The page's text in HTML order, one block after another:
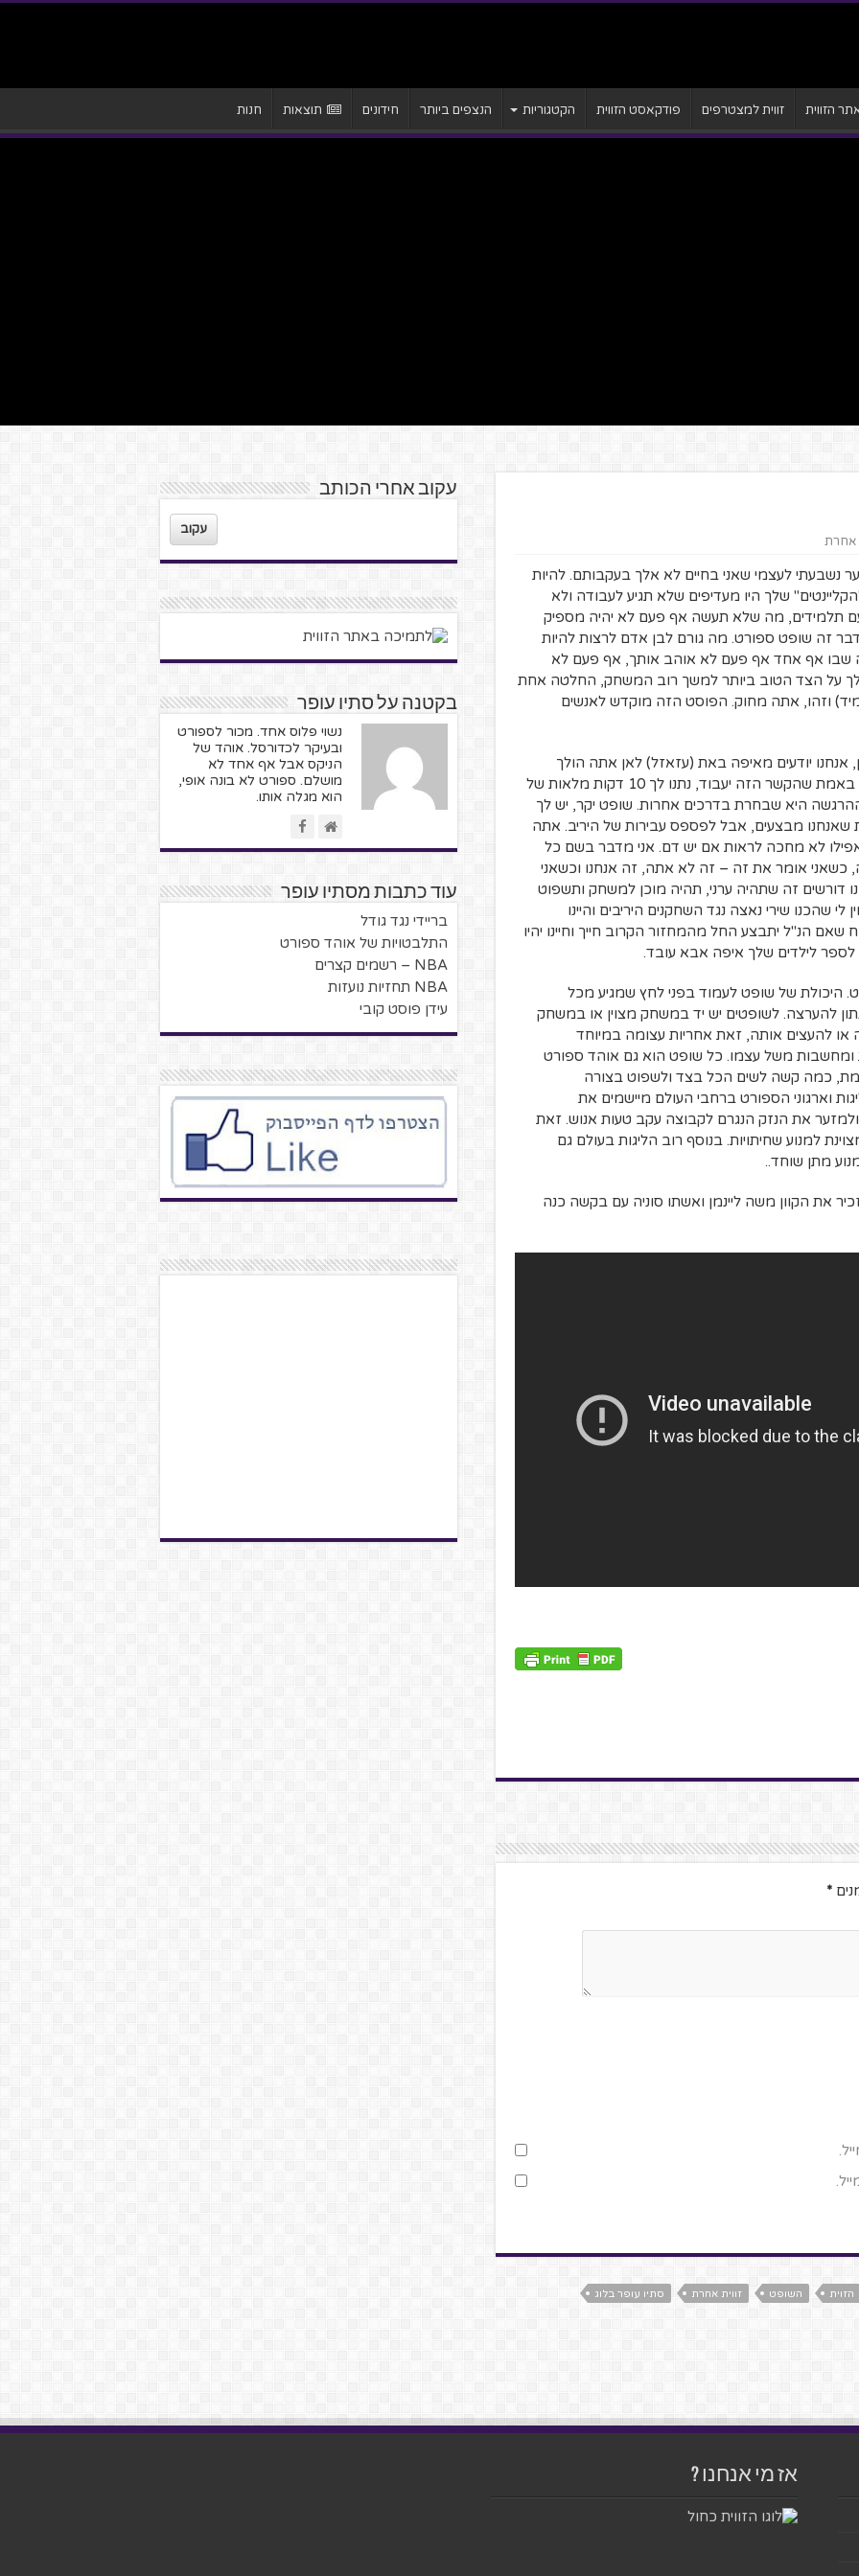
הזווית זווית למצטרפים פודקאסט הזווית הקטגוריות הנצפים ביותר חידונים תוצאות חנות
אחרת
נשבעתי לעצמי שאני בחיים לא אלך בעקבותם. להיות
שלך היו מעדיפים שלא תגיע לעבודה ולא
תלמידים, מה שלא תעשה אף פעם לא יהיה מספיק
דבר זה שופט ספורט. מה גורם לבן אדם לרצות להיות
שבו אף אחד אף פעם לא אוהב אותך, אף פעם לא
על הצד הטוב ביותר למשך רוב המשחק, החלטה אחת
וזהו, אתה מחוק. הפוסט הזה מוקדש לאנשים
אנחנו יודעים מאיפה באת (עזאזל) לאן אתה הולך
(גהנום) ובמה אמא שלך עוסקת (…). ניסינו באמת שהקשר הזה יעבוד, נתנו לך 10 דקות מלאות של
היא שבחרת בדרכים אחרות. שופט יקר, יש לך
שאנחנו מבצעים, אבל לפספס עבירות של היריב. אתה
לא מחכה לראות אם יש דם. אני מדבר בשם כל
כשאני אומר את זה – זה לא אתה, זה אנחנו וכשאני
דורשים זה שתהיה ערני, תהיה מוכן למשחק ותשפוט
שהכנו שירי נאצה נגד השחקנים היריבים והיינו
הנ"ל יתבצע החל מהמחזור הקרוב חייך וחיינו יהיו
לספר לילדים שלך איפה אבא עובד.
היכולת של שופט לעמוד בפני לחץ שמגיע מכל
להערצה. לשופטים יש יד במשחק מצוין או במשחק
או להעצים אותה, זאת אחריות עצומה במיוחד
משל עצמו. כל שופט הוא גם אוהד ספורט
כמה קשה לשים הכל בצד ולשפוט בצורה
וארגוני הספורט ברחבי העולם מיישמים את
ולמזער את הנזק הנגרם לקבוצה עקב טעות אנוש. זאת
למנוע שחיתויות. בנוסף רוב הליגות בעולם גם
מתן שוחד..
את הקוון משה ליינמן ואשתו סוניה עם בקשה כנה
*
הזוית השופט זווית אחרת סתיו עופר בלוג
עקוב אחרי הכותב
עקוב
בקטנה על סתיו עופר
נשוי פלוס אחד. מכור לספורט
ובעיקר לכדורסל. אוהד של
הניקס אבל אף אחד לא
מושלם. ספורט לא בונה אופי,
הוא מגלה אותו.
עוד כתבות מסתיו עופר
בריידי נגד גודל
התלבטויות של אוהד ספורט
NBA – רשמים קצרים
NBA תחזיות נועזות
עידן פוסט קובי
אז מי אנחנו ?